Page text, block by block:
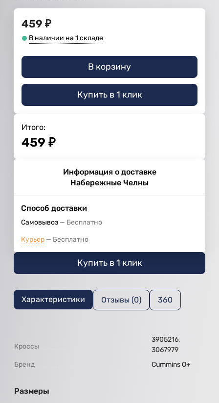
459 ₽
В наличии на 1 складе
В корзину
Купить в 1 клик
Итого:
459 ₽
Информация о доставке
Набережные Челны
Способ доставки
Самовывоз Бесплатно
Курьер Бесплатно
Купить в 1 клик
Характеристики Отзывы (0) 360
Кроссы
3905216,
3067979
Бренд
Cummins O+
Размеры